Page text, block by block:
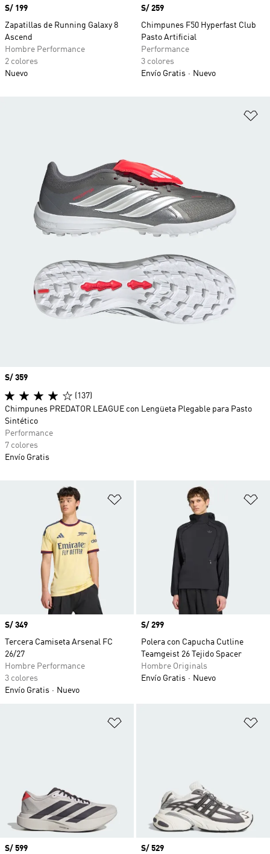
Precio
S/ 199
Zapatillas de Running Galaxy 8
Ascend
Hombre Performance
2 colores
Nuevo
Precio
S/ 259
Chimpunes F50 Hyperfast Club
Pasto Artificial
Performance
3 colores
Envío Gratis
Nuevo
Añadir a la lista de deseos
Precio
S/ 349
Tercera Camiseta Arsenal FC
26/27
Hombre Performance
3 colores
Envío Gratis
Nuevo
Precio
S/ 299
Polera con Capucha Cutline
Teamgeist 26 Tejido Spacer
Hombre Originals
Envío Gratis
Nuevo
Precio
S/ 599
Precio
S/ 529
Precio
S/ 359
(137)
Chimpunes PREDATOR LEAGUE con Lengüeta Plegable para Pasto
Sintético
Performance
7 colores
Envío Gratis